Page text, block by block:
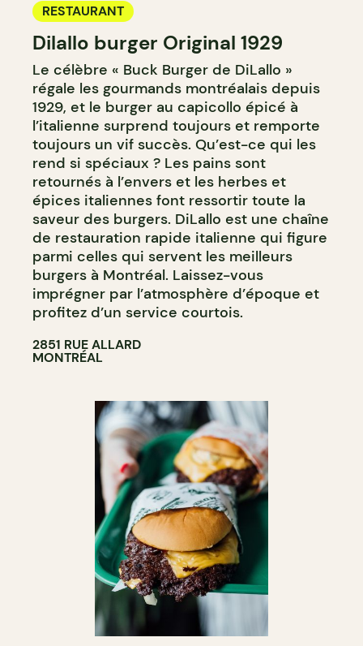
RESTAURANT
Dilallo burger Original 1929
Le célèbre « Buck Burger de DiLallo »
régale les gourmands montréalais depuis
1929, et le burger au capicollo épicé à
l’italienne surprend toujours et remporte
toujours un vif succès. Qu’est-ce qui les
rend si spéciaux ? Les pains sont
retournés à l’envers et les herbes et
épices italiennes font ressortir toute la
saveur des burgers. DiLallo est une chaîne
de restauration rapide italienne qui figure
parmi celles qui servent les meilleurs
burgers à Montréal. Laissez-vous
imprégner par l’atmosphère d’époque et
profitez d’un service courtois.​​​​​​​​​​​​​​​​
2851 RUE ALLARD
MONTRÉAL